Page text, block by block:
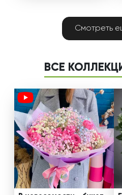
Смотреть
ВСЕ